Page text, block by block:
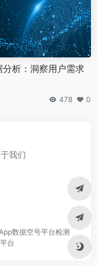
分析：洞察用户需求
478 0
我们
数据空号平台检测
台